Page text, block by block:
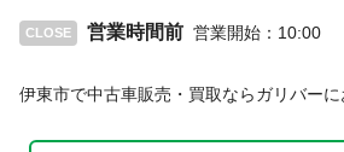
CLOSE 営業時間前 営業開始 ： 10:00
伊東市で中古車販売・買取ならガリバーに